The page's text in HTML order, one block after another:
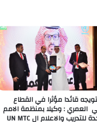
قائدا مؤثرا في القطاع
العمري : وكيلا بمنظمة الامم
المتحدة للتدريب والاعلام ال UN MTC